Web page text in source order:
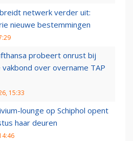
netwerk verder uit:
nieuwe bestemmingen
probeert onrust bij
over overname TAP
15:33
lounge op Schiphol opent
haar deuren